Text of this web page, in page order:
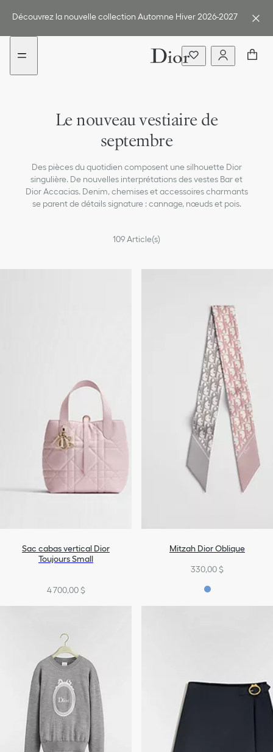
Découvrez la nouvelle collection Automne Hiver 2026-2027
Le nouveau vestiaire de
septembre
Des pièces du quotidien composent une silhouette Dior
singulière. De nouvelles interprétations des vestes Bar et
Dior Accacias. Denim, chemises et accessoires charmants
se parent de détails signature : cannage, nœuds et pois.
109Article(s)
Sac cabas vertical Dior
Toujours Small
4 700,00 $
Mitzah Dior Oblique
330,00 $